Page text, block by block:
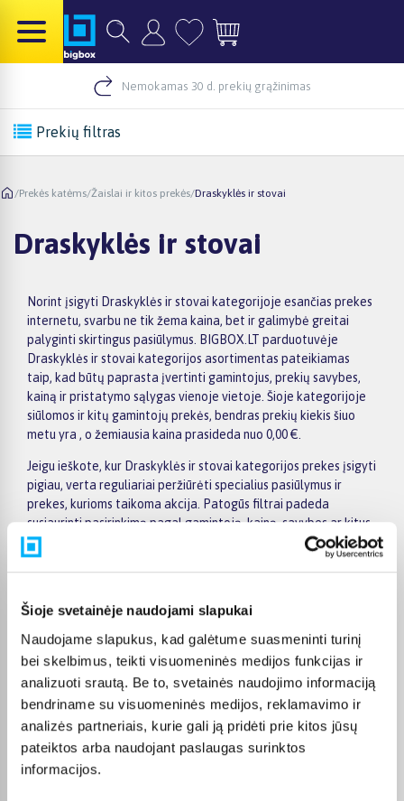
Šioje svetainėje naudojami slapukai
Naudojame slapukus, kad galėtume suasmeninti turinį
bei skelbimus, teikti visuomeninės medijos funkcijas ir
analizuoti srautą. Be to, svetainės naudojimo informaciją
bendriname su visuomeninės medijos, reklamavimo ir
analizės partneriais, kurie gali ją pridėti prie kitos jūsų
pateiktos arba naudojant paslaugas surinktos
informacijos.
Nemokamas 30 d. prekių grąžinimas
Prekių filtras
/Prekės katėms/Žaislai ir kitos prekės/Draskyklės ir stovai
Draskyklės ir stovai
Norint įsigyti Draskyklės ir stovai kategorijoje esančias prekes
internetu, svarbu ne tik žema kaina, bet ir galimybė greitai
palyginti skirtingus pasiūlymus. BIGBOX.LT parduotuvėje
Draskyklės ir stovai kategorijos asortimentas pateikiamas
taip, kad būtų paprasta įvertinti gamintojus, prekių savybes,
kainą ir pristatymo sąlygas vienoje vietoje. Šioje kategorijoje
siūlomos ir kitų gamintojų prekės, bendras prekių kiekis šiuo
metu yra , o žemiausia kaina prasideda nuo 0,00 €.
Jeigu ieškote, kur Draskyklės ir stovai kategorijos prekes įsigyti
pigiau, verta reguliariai peržiūrėti specialius pasiūlymus ir
prekes, kurioms taikoma akcija. Patogūs filtrai padeda
susiaurinti pasirinkimą pagal gamintoją, kainą, savybes ar kitus
aktualius kriterijus, todėl greičiau rasite jūsų poreikius
atitinkantį variantą. Prekės puslapyje pateikiama išsamesnė
terminą ir kitas pirkimo sąlygas.
nemokamu 24 mėnesių lizingu. Tai patogu, kai prekę norite
pirkti išsimokėtinai, paskirstant mokėjimą dalimis. Užsakytos
prekės pristatomos visoje Lietuvoje: į paštomatus nuo 2,29 €, o
užsakymams nuo 499 € pristatymas į paštomatą nemokamas.
Kurjerio pristatymo kaina prasideda nuo 2,99 €.
Sandėlyje esančios prekės įprastai pristatomos per 1–2 darbo
dienas, o tikslus kiekvienos prekės pristatymo terminas